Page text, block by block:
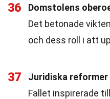
36
Domstolens
Det betonade
och dess roll i att
37
Juridiska reformer
Fallet inspirerade